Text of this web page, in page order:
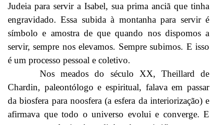
Judeia para servir a Isabel, sua prima anciã que tinha
engravidado. Essa subida à montanha para servir é
símbolo e amostra de que quando nos dispomos a
servir, sempre nos elevamos. Sempre subimos. E isso
é um processo pessoal e coletivo.
Nos meados do século XX, Theillard de
Chardin, paleontólogo e espiritual, falava em passar
da biosfera para noosfera (a esfera da interiorização) e
afirmava que todo o universo evolui e converge. E